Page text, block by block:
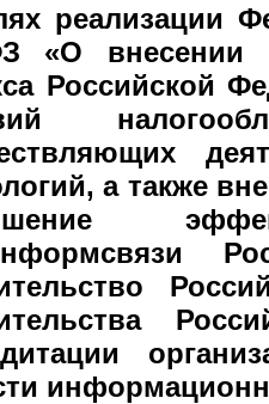
реализации
«О внесении
Российской
а также